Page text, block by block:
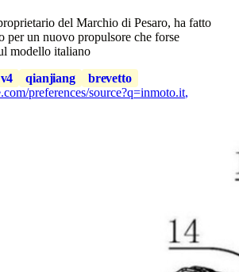
del Marchio di Pesaro, ha fatto
per un nuovo propulsore che forse
modello italiano
v4 qianjiang
brevetto
preferences/source?q=inmoto.it,